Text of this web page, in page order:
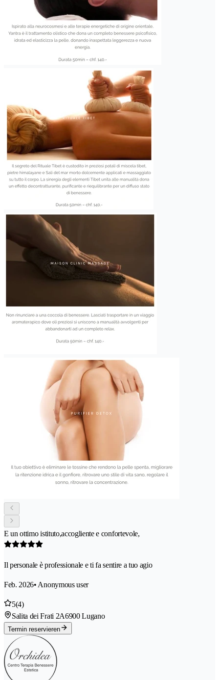
E un ottimo istituto,accogliente e confortevole,
Il personale è professionale e ti fa sentire a tuo agio
Feb. 2026• Anonymous user
5(4)
Salita dei Frati 2A6900 Lugano
Termin reservieren